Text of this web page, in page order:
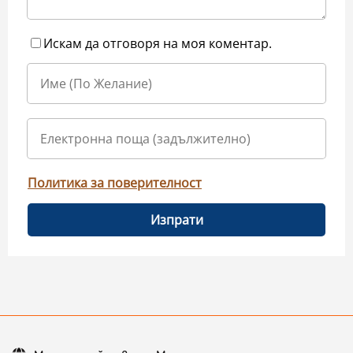
Искам да отговоря на моя коментар.
Политика за поверителност
Изпрати